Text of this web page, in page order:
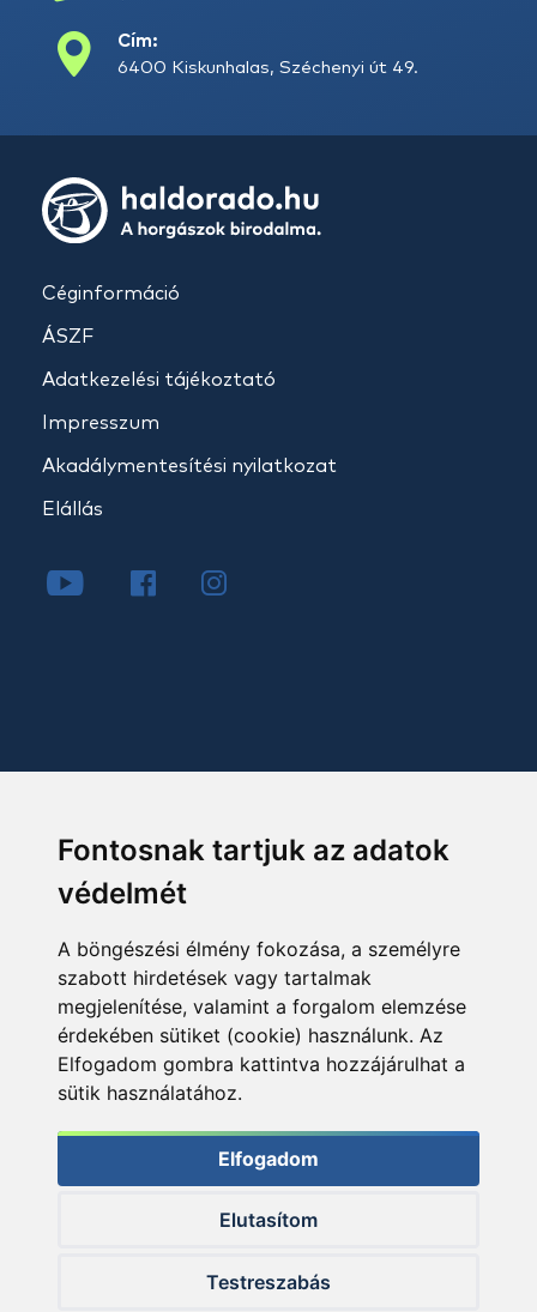
Fontosnak tartjuk az adatok
védelmét
A böngészési élmény fokozása, a személyre
szabott hirdetések vagy tartalmak
megjelenítése, valamint a forgalom elemzése
érdekében sütiket (cookie) használunk. Az
Elfogadom gombra kattintva hozzájárulhat a
sütik használatához.
Elfogadom
Elutasítom
Testreszabás
Cím:
6400 Kiskunhalas, Széchenyi út 49.
Céginformáció
ÁSZF
Adatkezelési tájékoztató
Impresszum
Akadálymentesítési nyilatkozat
Elállás